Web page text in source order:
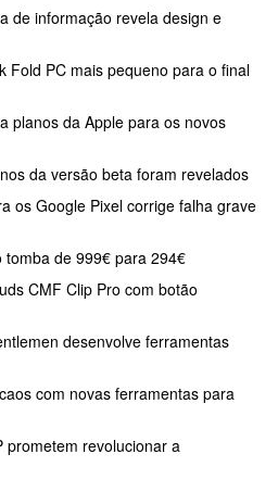
de informação revela design e
Fold PC mais pequeno para o final
planos da Apple para os novos
da versão beta foram revelados
os Google Pixel corrige falha grave
tomba de 999€ para 294€
CMF Clip Pro com botão
desenvolve ferramentas
com novas ferramentas para
prometem revolucionar a